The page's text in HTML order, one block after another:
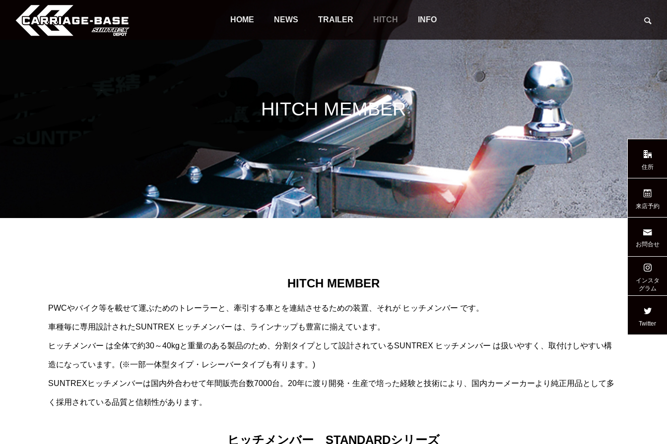
HOME NEWS TRAILER HITCH INFO
Cargo Trailer Boat Trailer Tent Trailer
PWC Trailer
HITCH MEMBER
HITCH MEMBER
PWCやバイク等を載せて運ぶためのトレーラーと、牽引する車とを連結させるための装置、それが ヒッチメンバー です。
車種毎に専用設計されたSUNTREX ヒッチメンバー は、ラインナップも豊富に揃えています。
ヒッチメンバー は全体で約30～40kgと重量のある製品のため、分割タイプとして設計されているSUNTREX ヒッチメンバー は扱いやすく、取付けしやすい構
造になっています。(※一部一体型タイプ・レシーバータイプも有ります。)
SUNTREXヒッチメンバーは国内外合わせて年間販売台数7000台。20年に渡り開発・生産で培った経験と技術により、国内カーメーカーより純正用品として多
く採用されている品質と信頼性があります。
ヒッチメンバー STANDARDシリーズ
住所
来店予約
お問合せ
インスタ
グラム
Twitter